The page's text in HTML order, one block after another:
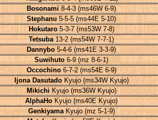
Bosonami8-4-3 (ms46W 6-9)
Stephanu 5-5-5 (ms44E 5-10)
Hokutaro5-3-7 (ms53W 7-8)
Tetsuba13-2 (ms54W 7-7-1)
Dannybo 5-4-6 (ms41E 3-3-9)
Suwihuto 6-9 (mz 8-6-1)
Occochino6-7-2 (ms54E 6-9)
Ijona DasutadoKyujo (ms34W Kyujo)
Mikichi Kyujo (ms36W Kyujo)
AlphaHo Kyujo (ms40E Kyujo)
GenkiyamaKyujo (mz 5-1-9)